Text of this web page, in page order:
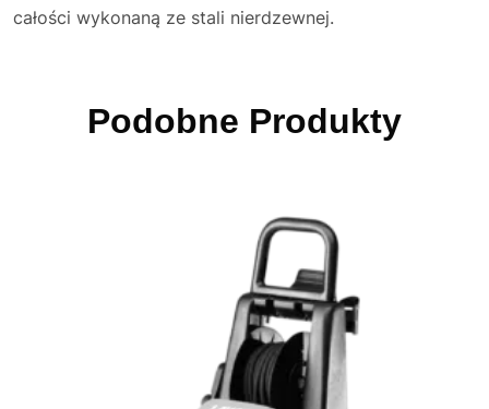
całości wykonaną ze stali nierdzewnej.
Podobne Produkty